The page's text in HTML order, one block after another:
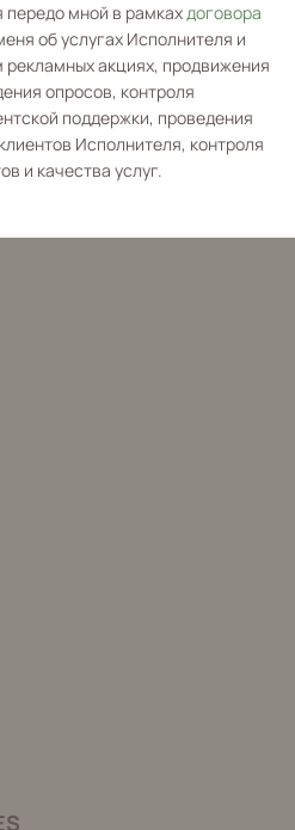
передо мной в рамкахдоговора
об услугах Исполнителя и
акциях, продвижения
опросов, контроля
поддержки, проведения
Исполнителя, контроля
и качества услуг.